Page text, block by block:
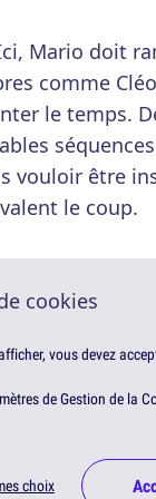
Mario doit
comme
le temps.
vouloir être
le coup.
cookies
vous devez
de Gestion de la
choix